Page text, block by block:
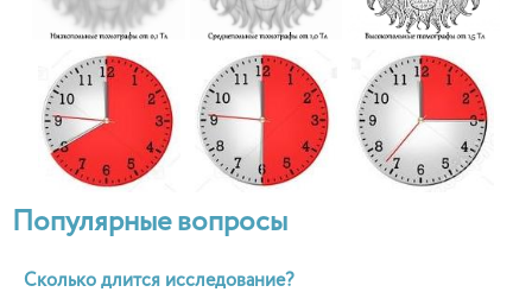
Популярные вопросы
Сколько длится исследование?